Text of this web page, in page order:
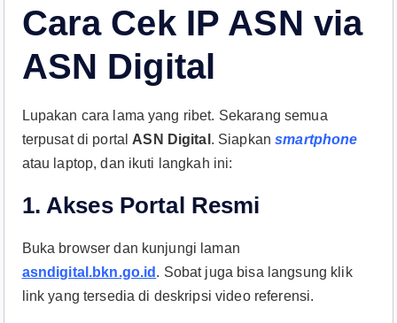
Cara Cek IP ASN via
ASN Digital
Lupakan cara lama yang ribet. Sekarang semua
terpusat di portal ASN Digital . Siapkansmartphone
atau laptop, dan ikuti langkah ini:
1. Akses Portal Resmi
Buka browser dan kunjungi laman
asndigital.bkn.go.id . Sobat juga bisa langsung klik
link yang tersedia di deskripsi video referensi.